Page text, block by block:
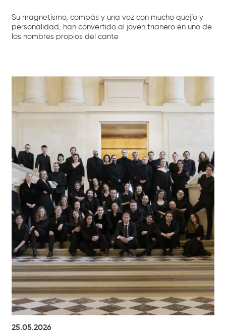
Su magnetismo, compás y una voz con mucho quejío y
personalidad, han convertido al joven trianero en uno de
los nombres propios del cante
25.05.2026